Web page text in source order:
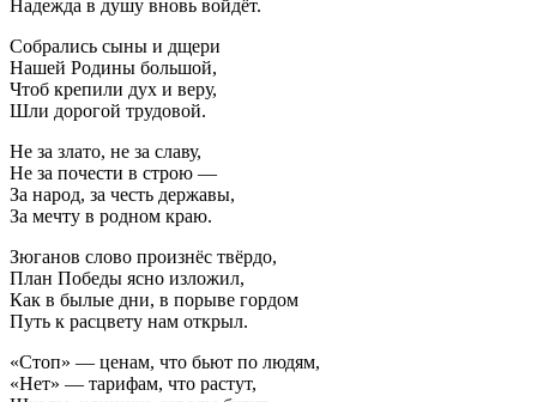
Надежда в душу вновь войдёт.
Собрались сыны и дщери
Нашей Родины большой,
Чтоб крепили дух и веру,
Шли дорогой трудовой.
Не за злато, не за славу,
Не за почести в строю —
За народ, за честь державы,
За мечту в родном краю.
Зюганов слово произнёс твёрдо,
План Победы ясно изложил,
Как в былые дни, в порыве гордом
Путь к расцвету нам открыл.
«Стоп» — ценам, что бьют по людям,
«Нет» — тарифам, что растут,